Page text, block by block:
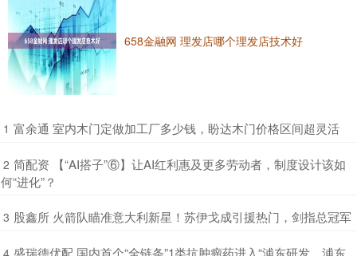
658金融网 理发店哪个理发店技术好
1 ​富余通 室内木门定做加工厂多少钱，盼达木门价格区间超灵活
2 ​简配资 【“AI搭子”⑥】让AI红利惠及更多劳动者，制度设计该如
何“进化”？
3 ​股鑫所 火箭队瞄准意大利新星！苏伊戈成引援热门，剑指总冠军
4 ​盛瑞德优配 国内首个“全链条”1类抗肿瘤药进入“浦东研发、浦东